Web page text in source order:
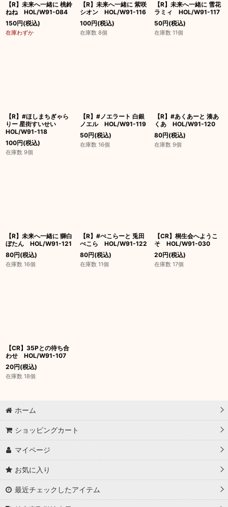
【R】未来へ一緒に 桃鈴
ねね HOL/W91-084
150円(税込)
在庫わずか
【R】未来へ一緒に 紫咲
シオン HOL/W91-116
100円(税込)
在庫数 8個
【R】未来へ一緒に 雪花
ラミィ HOL/W91-117
50円(税込)
在庫数 11個
【R】#ほしまちぎゃら
りー 星街すいせい
HOL/W91-118
100円(税込)
在庫数 9個
【R】#ノエラート 白銀
ノエル HOL/W91-119
50円(税込)
在庫数 16個
【R】#あくあーと 湊あ
くあ HOL/W91-120
80円(税込)
在庫数 9個
【R】未来へ一緒に 獅白
ぼたん HOL/W91-121
80円(税込)
在庫数 16個
【R】#ぺこらーと 兎田
ぺこら HOL/W91-122
80円(税込)
在庫数 11個
【CR】桐生会へようこ
そ HOL/W91-030
20円(税込)
在庫数 17個
【CR】35Pとの待ち合
わせ HOL/W91-107
20円(税込)
在庫数 18個
ホーム
ショッピングカート
マイページ
お気に入り
最近チェックしたアイテム